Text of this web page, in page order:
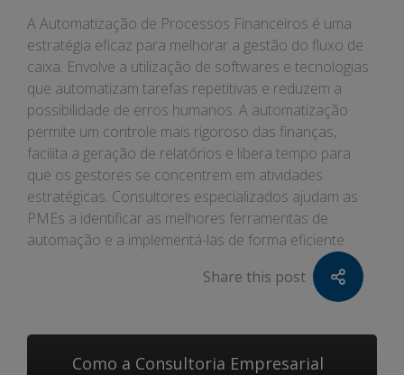
A Automatização de Processos Financeiros é uma
estratégia eficaz para melhorar a gestão do fluxo de
caixa. Envolve a utilização de softwares e tecnologias
que automatizam tarefas repetitivas e reduzem a
possibilidade de erros humanos. A automatização
permite um controle mais rigoroso das finanças,
facilita a geração de relatórios e libera tempo para
que os gestores se concentrem em atividades
estratégicas. Consultores especializados ajudam as
PMEs a identificar as melhores ferramentas de
automação e a implementá-las de forma eficiente.
Share this post
Como a Consultoria Empresarial